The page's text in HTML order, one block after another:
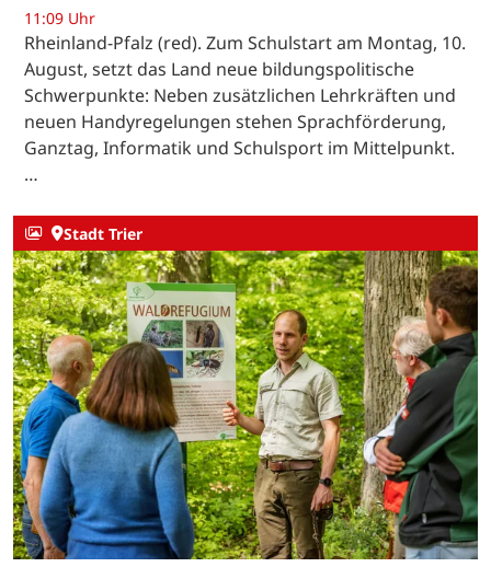
11:09 Uhr
Rheinland-Pfalz (red). Zum Schulstart am Montag, 10.
August, setzt das Land neue bildungspolitische
Schwerpunkte: Neben zusätzlichen Lehrkräften und
neuen Handyregelungen stehen Sprachförderung,
Ganztag, Informatik und Schulsport im Mittelpunkt.
…
Stadt Trier